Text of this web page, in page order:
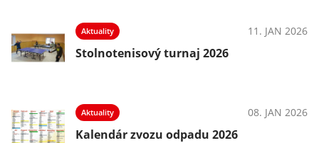
Aktuality 11. JAN 2026
Stolnotenisový turnaj 2026
Aktuality 08. JAN 2026
Kalendár zvozu odpadu 2026